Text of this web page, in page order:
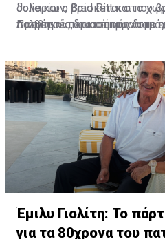
Jolie και ο Brad Pitt και που
πολυετούς δικαστικής
δολαρίων, βρίσκεται στο
Προβηγκία, και σύμφωνα με
υπάρχουν ενδείξεις ότι το
υποστεί ζημιές.
Διαβάστε περισσότερα στο
Έμιλυ Γιολίτη: Το
για τα 80χρονα του